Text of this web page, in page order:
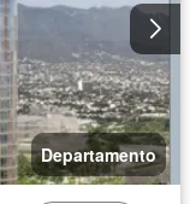
Departamento